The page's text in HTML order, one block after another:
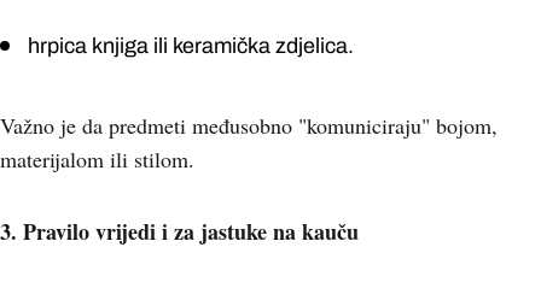
hrpica knjiga ili keramička zdjelica.
Važno je da predmeti međusobno "komuniciraju" bojom,
materijalom ili stilom.
3. Pravilo vrijedi i za jastuke na kauču